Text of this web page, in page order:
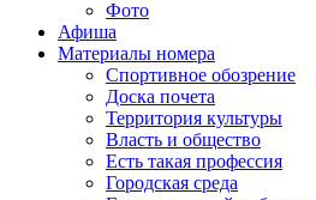
Фото
Афиша
Материалы номера
Спортивное обозрение
Доска почета
Территория культуры
Власть и общество
Есть такая профессия
Городская среда